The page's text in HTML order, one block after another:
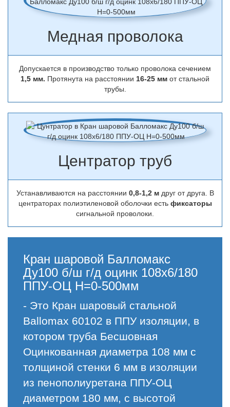
Медная проволока
Допускается в производство только проволока сечением
1,5 мм. Протянута на расстоянии 16-25 мм от стальной
трубы.
Центратор труб
Устанавливаются на расстоянии 0,8-1,2 м друг от друга. В
центраторах полиэтиленовой оболочки есть фиксаторы
сигнальной проволоки.
Кран шаровой Балломакс
Ду100 б/ш г/д оцинк 108х6/180
ППУ-ОЦ H=0-500мм
- Это Кран шаровый стальной
Ballomax 60102 в ППУ изоляции, в
котором труба Бесшовная
Оцинкованная диаметра 108 мм с
толщиной стенки 6 мм в изоляции
из пенополиуретана ППУ-ОЦ
диаметром 180 мм, с высотой